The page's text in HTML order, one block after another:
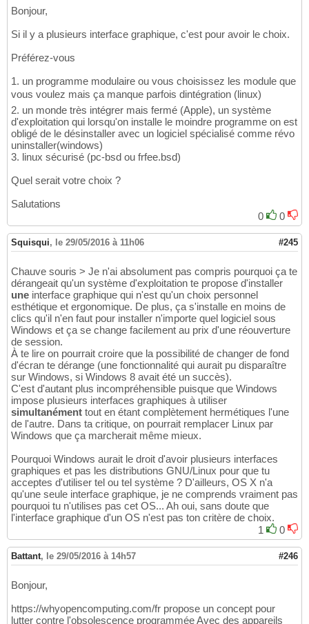
Bonjour,
Si il y a plusieurs interface graphique, c'est pour avoir le choix.
Préférez-vous
1. un programme modulaire ou vous choisissez les module que
vous voulez mais ça manque parfois dintégration (linux)
2. un monde très intégrer mais fermé (Apple), un système
d'exploitation qui lorsqu'on installe le moindre programme on est
obligé de le désinstaller avec un logiciel spécialisé comme révo
uninstaller(windows)
3. linux sécurisé (pc-bsd ou frfee.bsd)
Quel serait votre choix ?
Salutations
0
0
Squisqui, le 29/05/2016 à 11h06 #245
Chauve souris > Je n'ai absolument pas compris pourquoi ça te
dérangeait qu'un système d'exploitation te propose d'installer
une interface graphique qui n'est qu'un choix personnel
esthétique et ergonomique. De plus, ça s'installe en moins de
clics qu'il n'en faut pour installer n'importe quel logiciel sous
Windows et ça se change facilement au prix d'une réouverture
de session.
À te lire on pourrait croire que la possibilité de changer de fond
d'écran te dérange (une fonctionnalité qui aurait pu disparaître
sur Windows, si Windows 8 avait été un succès).
C'est d'autant plus incompréhensible puisque que Windows
impose plusieurs interfaces graphiques à utiliser
simultanément tout en étant complètement hermétiques l'une
de l'autre. Dans ta critique, on pourrait remplacer Linux par
Windows que ça marcherait même mieux.
Pourquoi Windows aurait le droit d'avoir plusieurs interfaces
graphiques et pas les distributions GNU/Linux pour que tu
acceptes d'utiliser tel ou tel système ? D'ailleurs, OS X n'a
qu'une seule interface graphique, je ne comprends vraiment pas
pourquoi tu n'utilises pas cet OS... Ah oui, sans doute que
l'interface graphique d'un OS n'est pas ton critère de choix.
1
0
Battant, le 29/05/2016 à 14h57 #246
Bonjour,
https://whyopencomputing.com/fr propose un concept pour
lutter contre l'obsolescence programmée Avec des appareils